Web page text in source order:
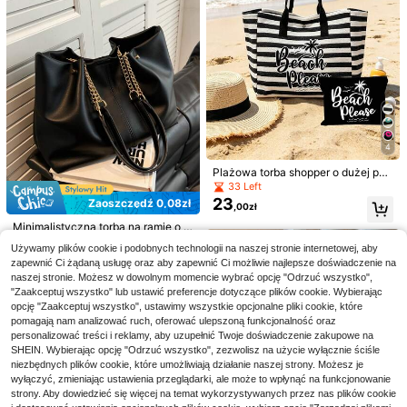
na, jednolita torba na ramię, odpowi
ednia dla kobiet do codziennego uż
ytku, na co dzień, do pracy, dojazd
u, na wakacje i dla studentek
,20zł51,48zł najniższa cena
6
#StylCleanGirl
1 szt. duża torebka z zamszu w jed
nolitym kolorze, damska casualowa
torba na ramię, modna torba crossb
ody, odpowiednia do codziennego
użytku dla kobiet
92,00zł
ta od góry, styl wakacyjny i codzie
nny, damska torba na letnie wakacj
e na plaży
Damska lekka pikowana torba typu
tote, miękka torba na ramię o dużej
pojemności, minimalistyczna, codzi
enna torebka z bocznymi kieszenia
mi, odpowiednia do pracy, na zaku
py, w podróż, dojazdy do pracy, na
fitness, na weekendowe wypady
78,71zł
dla nastolatek, studentek, idealna d
o biura, uczelni, szkoły podstawow
ej, gimnazjum, szkoły średniej, prac
y, biznesu, dojazdów do pracy, zak
upów, wakacji, plaży
Zaoszczędź 0,08zł
Minimalistyczna torba na ramię o d
szenią, odpowiednia do pracy, podr
óży, dla kobiet, studentek, pracow
ników biurowych, pracowników um
ysłowych, do biura, biznesu, dojaz
dów, powrotu do szkoły i innych ok
azji
#4 Bestsellery w Bardzo często odkupywane Damskie torby na ramię
62,98zł63,06złnajniższa cena
a, boho chic
4
Plażowa torba shopper o dużej poj
emności w czarno-białe pasy z na
drukiem plażowym, składana płóci
enna kosmetyczka i torba na rami
33 Left
23 ,00zł
Używamy plików cookie i podobnych technologii na naszej stronie internetowej, aby
zapewnić Ci żądaną usługę oraz aby zapewnić Ci możliwie najlepsze doświadczenie na
naszej stronie. Możesz w dowolnym momencie wybrać opcję "Odrzuć wszystko",
"Zaakceptuj wszystko" lub ustawić preferencje dotyczące plików cookie. Wybierając
opcję "Zaakceptuj wszystko", ustawimy wszystkie opcjonalne pliki cookie, które
pomagają nam analizować ruch, oferować ulepszoną funkcjonalność oraz
personalizować treści i reklamy, aby uzupełnić Twoje doświadczenie zakupowe na
SHEIN. Wybierając opcję "Odrzuć wszystko", zezwolisz na użycie wyłącznie ściśle
niezbędnych plików cookie, które umożliwiają działanie naszej strony. Możesz je
wyłączyć, zmieniając ustawienia przeglądarki, ale może to wpłynąć na funkcjonowanie
strony. Aby dowiedzieć się więcej na temat wykorzystywanych przez nas plików cookie